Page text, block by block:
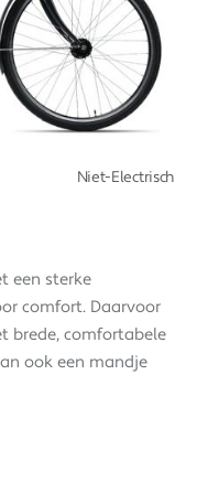
Niet-Electrisch
een sterke
comfort. Daarvoor
brede, comfortabele
ook een mandje